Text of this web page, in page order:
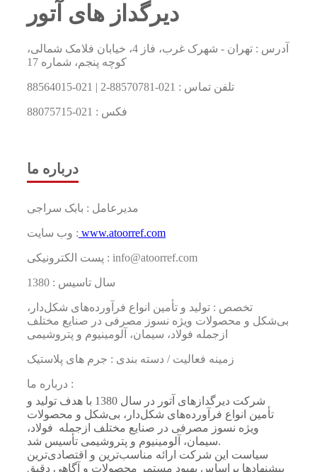
دیرگداز های آتور
آدرس : تهران - شهرک غرب، فاز 4، خیابان فلامک شمالی،
کوچه پنجم، شماره 17
تلفن تماس : 021-88570781-2
|
021-88564015
فکس : 021-88075715
درباره ما
مدیرعامل : بابک سراجی
وب سایت : www.atoorref.com
پست الکترونیکی : info@atoorref.com
سال تاسیس : 1380
تخصص : تولید و تأمین انواع فرآورده‌های شکل‌دار،
بی‌شکل و محصولات ویژه نسوز مصرفی در صنایع مختلف
ازجمله فولاد، سیمان، آلومینیوم و پتروشیمی
زمینه فعالیت / دسته بندی : جرم های پلاستیک
درباره ما :
شرکت دیرگدازهای آتور در سال 1380 با هدف تولید و
تأمین انواع فرآورده‌های شکل‌دار، بی‌شکل و محصولات
ویژه نسوز مصرفی در صنایع مختلف ازجمله فولاد،
سیمان، آلومینیوم و پتروشیمی تأسیس شد.
سیاست این شرکت ارائه مناسب‌ترین و اقتصادی‌ترین
پیشنهادها براساس بهبود مستمر محصولات و آگاهی دقیق